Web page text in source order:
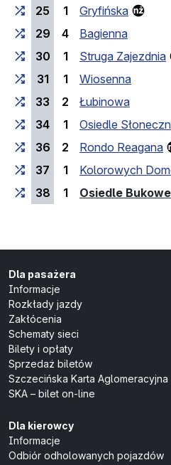
25
1
Gryfińska
29
4
Bagienna
30
1
Struga Zajezdnia
31
1
Wiosenna
33
2
Łubinowa
34
1
Osiedle
36
2
Rondo Reagana
37
1
Kolorowych
38
1 Osiedle Bukowe
Dla pasażera
Informacje
Rozkłady jazdy
Zakłócenia
Schematy sieci
Bilety i opłaty
Sprzedaż biletów
Szczecińska Karta Aglomeracyjna
SKA – bilet on-line
Dla kierowcy
Informacje
Odbiór odholowanych pojazdów